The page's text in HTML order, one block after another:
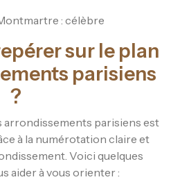
: célèbre
sur le plan
parisiens
?
arrondissements parisiens est
à la numérotation claire et
Voici quelques
aider à vous orienter :